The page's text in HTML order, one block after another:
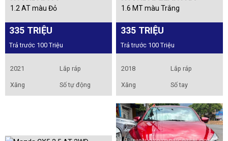
1.2 AT màu Đỏ
335 TRIỆU
Trả trước 100 Triệu
2021 Lắp ráp
Xăng Số tự động
1.6 MT màu Trắng
335 TRIỆU
Trả trước 100 Triệu
2018 Lắp ráp
Xăng Số tay